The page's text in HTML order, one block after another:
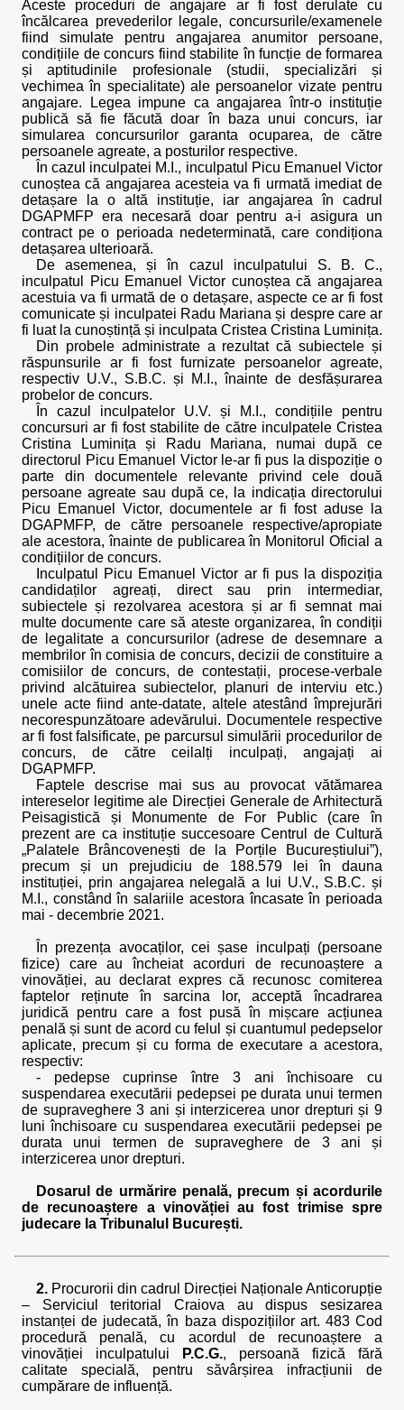
Aceste proceduri de angajare ar fi fost derulate cu
încălcarea prevederilor legale, concursurile/examenele
fiind simulate pentru angajarea anumitor persoane,
condițiile de concurs fiind stabilite în funcție de formarea
și aptitudinile profesionale (studii, specializări și
vechimea în specialitate) ale persoanelor vizate pentru
angajare. Legea impune ca angajarea într-o instituție
publică să fie făcută doar în baza unui concurs, iar
simularea concursurilor garanta ocuparea, de către
persoanele agreate, a posturilor respective.
În cazul inculpatei M.I., inculpatul Picu Emanuel Victor
cunoștea că angajarea acesteia va fi urmată imediat de
detașare la o altă instituție, iar angajarea în cadrul
DGAPMFP era necesară doar pentru a-i asigura un
contract pe o perioada nedeterminată, care condiționa
detașarea ulterioară.
De asemenea, și în cazul inculpatului S. B. C.,
inculpatul Picu Emanuel Victor cunoștea că angajarea
acestuia va fi urmată de o detașare, aspecte ce ar fi fost
comunicate și inculpatei Radu Mariana și despre care ar
fi luat la cunoștință și inculpata Cristea Cristina Luminița.
Din probele administrate a rezultat că subiectele și
răspunsurile ar fi fost furnizate persoanelor agreate,
respectiv U.V., S.B.C. și M.I., înainte de desfășurarea
probelor de concurs.
În cazul inculpatelor U.V. și M.I., condițiile pentru
concursuri ar fi fost stabilite de către inculpatele Cristea
Cristina Luminița și Radu Mariana, numai după ce
directorul Picu Emanuel Victor le-ar fi pus la dispoziție o
parte din documentele relevante privind cele două
persoane agreate sau după ce, la indicația directorului
Picu Emanuel Victor, documentele ar fi fost aduse la
DGAPMFP, de către persoanele respective/apropiate
ale acestora, înainte de publicarea în Monitorul Oficial a
condițiilor de concurs.
Inculpatul Picu Emanuel Victor ar fi pus la dispoziția
candidaților agreați, direct sau prin intermediar,
subiectele și rezolvarea acestora și ar fi semnat mai
multe documente care să ateste organizarea, în condiții
de legalitate a concursurilor (adrese de desemnare a
membrilor în comisia de concurs, decizii de constituire a
comisiilor de concurs, de contestații, procese-verbale
privind alcătuirea subiectelor, planuri de interviu etc.)
unele acte fiind ante-datate, altele atestând împrejurări
necorespunzătoare adevărului. Documentele respective
ar fi fost falsificate, pe parcursul simulării procedurilor de
concurs, de către ceilalți inculpați, angajați ai
DGAPMFP.
Faptele descrise mai sus au provocat vătămarea
intereselor legitime ale Direcției Generale de Arhitectură
Peisagistică și Monumente de For Public (care în
prezent are ca instituție succesoare Centrul de Cultură
„Palatele Brâncovenești de la Porțile Bucureștiului”),
precum și un prejudiciu de 188.579 lei în dauna
instituției, prin angajarea nelegală a lui U.V., S.B.C. și
M.I., constând în salariile acestora încasate în perioada
mai - decembrie 2021.
În prezența avocaților, cei șase inculpați (persoane
fizice) care au încheiat acorduri de recunoaștere a
vinovăției, au declarat expres că recunosc comiterea
faptelor reținute în sarcina lor, acceptă încadrarea
juridică pentru care a fost pusă în mișcare acțiunea
penală și sunt de acord cu felul și cuantumul pedepselor
aplicate, precum și cu forma de executare a acestora,
respectiv:
- pedepse cuprinse între 3 ani închisoare cu
suspendarea executării pedepsei pe durata unui termen
de supraveghere 3 ani și interzicerea unor drepturi și 9
luni închisoare cu suspendarea executării pedepsei pe
durata unui termen de supraveghere de 3 ani și
interzicerea unor drepturi.
Dosarul de urmărire penală, precum și acordurile
de recunoaștere a vinovăției au fost trimise spre
judecare la Tribunalul București.
2. Procurorii din cadrul Direcției Naționale Anticorupție
– Serviciul teritorial Craiova au dispus sesizarea
instanței de judecată, în baza dispozițiilor art. 483 Cod
procedură penală, cu acordul de recunoaștere a
vinovăției inculpatului
P.C.G., persoană fizică fără
calitate specială, pentru săvârșirea infracțiunii de
cumpărare de influență.